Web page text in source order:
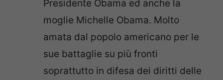
Presidente Obama ed anche la
moglie Michelle Obama. Molto
amata dal popolo americano per le
sue battaglie su più fronti
soprattutto in difesa dei diritti delle